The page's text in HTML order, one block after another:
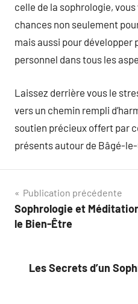
celle de la sophrologie,
chances non seulement
mais aussi pour
personnel dans tous les
Laissez derrière vous le
vers un chemin rempli
soutien précieux offert par
présents autour de Bâgé-
Navigation
de
Publication précédente
Sophrologie et
le Bien-Être
Les Secrets d’un